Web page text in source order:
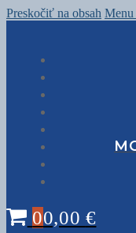
Preskočiť na obsah Menu
00,00 €